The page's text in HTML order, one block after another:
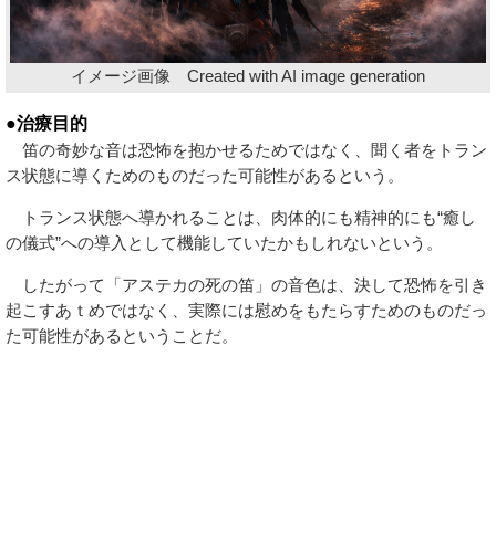
イメージ画像 Created with AI image generation
●治療目的
笛の奇妙な音は恐怖を抱かせるためではなく、聞く者をトラン
ス状態に導くためのものだった可能性があるという。
トランス状態へ導かれることは、肉体的にも精神的にも“癒し
の儀式”への導入として機能していたかもしれないという。
したがって「アステカの死の笛」の音色は、決して恐怖を引き
起こすあｔめではなく、実際には慰めをもたらすためのものだっ
た可能性があるということだ。